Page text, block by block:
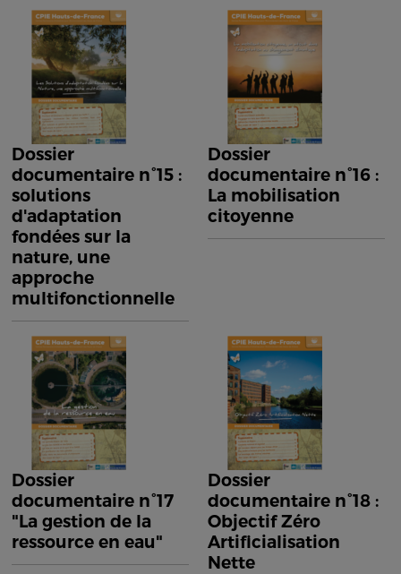
Dossier
documentaire n°15 :
solutions
d'adaptation
fondées sur la
nature, une
approche
multifonctionnelle
Dossier
documentaire n°16 :
La mobilisation
citoyenne
Dossier
documentaire n°17
"La gestion de la
ressource en eau"
Dossier
documentaire n°18 :
Objectif Zéro
Artificialisation
Nette